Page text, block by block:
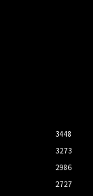
3448
3273
2986
2727